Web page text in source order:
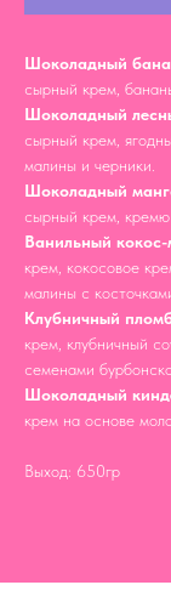
Шоколадный
сырный крем,
Шоколадный
сырный крем,
малины и черники.
Шоколадный
сырный крем,
Ванильный
крем, кокосовое
малины с
Клубничный
крем, клубничный
семенами
Шоколадный
крем на основе
Выход: 650гр